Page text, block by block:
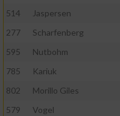
514
Jaspersen
277
Scharfenberg
595
Nutbohm
785
Kariuk
802
Morillo Giles
579
Vogel